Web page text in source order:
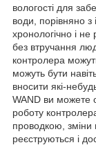
вологості для
води, порівняно
хронологічно і
без втручання
контролера
можуть бути
вносити які-
WAND ви можете
роботу
проводкою, зміни
реєструються і